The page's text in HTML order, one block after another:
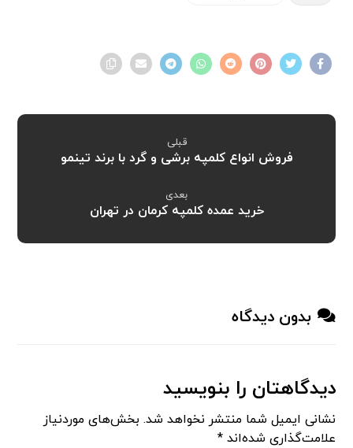
قبلی
فروش انواع کلمپه برشی و گرد با برند تینمو
بعدی
خرید عمده کلمپه کرمان در تهران
بدون دیدگاه
دیدگاهتان را بنویسید
نشانی ایمیل شما منتشر نخواهد شد. بخش‌های موردنیاز
علامت‌گذاری شده‌اند*